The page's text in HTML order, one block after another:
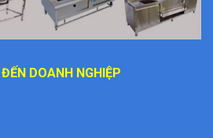
DOANH NGHIỆP